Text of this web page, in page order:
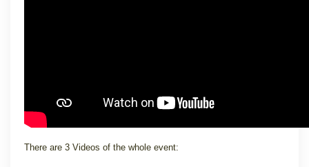
There are 3 Videos of the whole event: